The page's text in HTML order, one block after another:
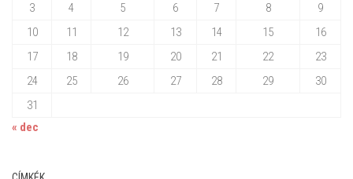
3
4 5 6 7 8
9
10
11 12 13 14 15
16
17
18 19 20 21 22
23
24
25 26 27 28 29
30
31
« dec